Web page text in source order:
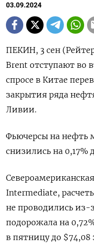
03.09.2024
ПЕКИН, 3 сен
Brent отступают во
спросе в Китае
закрытия ряда
Ливии.
Фьючерсы на нефть
снизились на 0,17%
Intermediate,
не проводились из-
подорожала на
в пятницу до $74,08